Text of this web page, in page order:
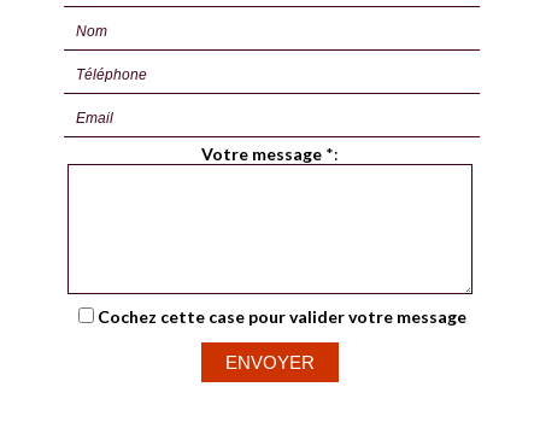
Votre message *:
Cochez cette case pour valider votre message